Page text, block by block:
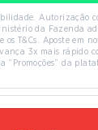
Autorização
da Fazenda
T&Cs. Aposte em
3x mais rápido
“Promoções” da